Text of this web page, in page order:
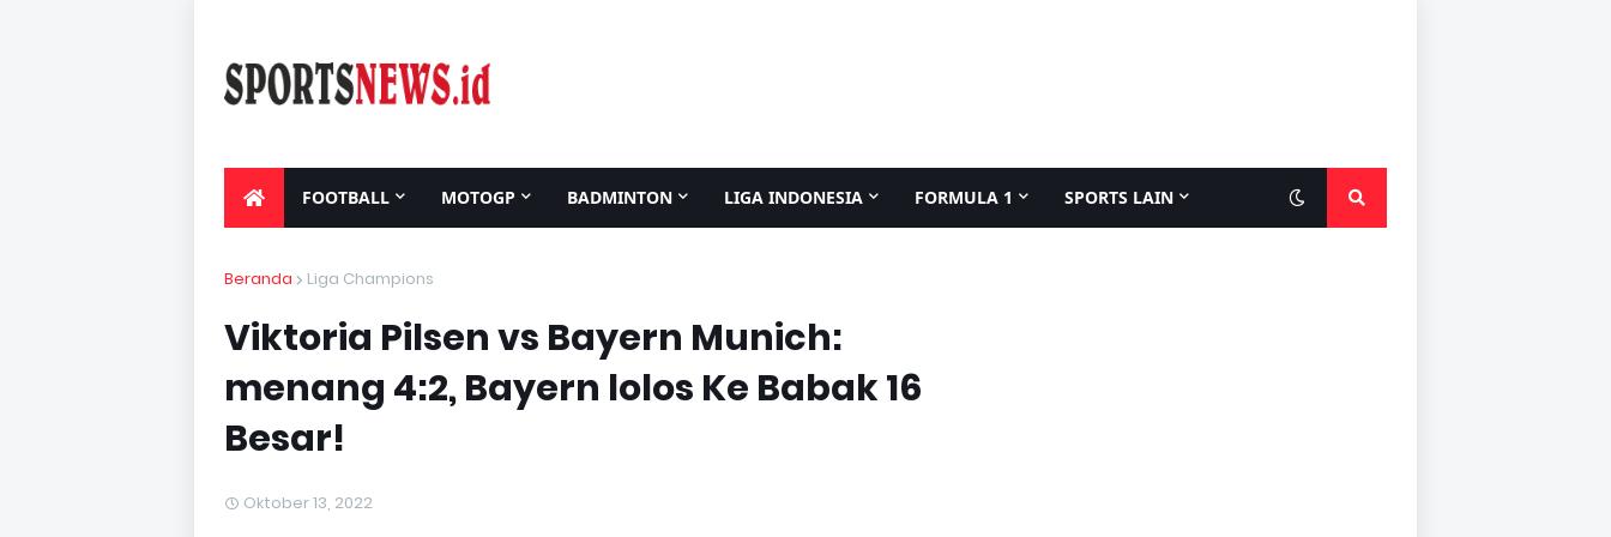
FOOTBALL MOTOGP BADMINTON LIGA INDONESIA FORMULA 1 SPORTS LAIN
Beranda
Liga Champions
Viktoria Pilsen vs Bayern Munich:
menang 4:2, Bayern lolos Ke Babak 16
Besar!
Oktober 13, 2022